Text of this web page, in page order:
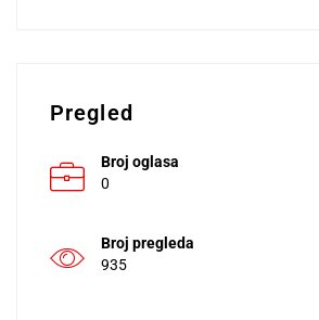
Pregled
Broj oglasa
0
Broj pregleda
935